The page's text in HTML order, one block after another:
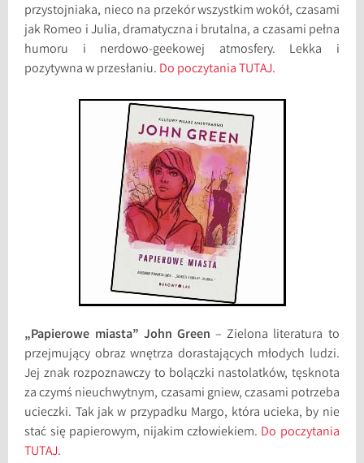
przystojniaka, nieco na przekór wszystkim wokół, czasami
jak Romeo i Julia, dramatyczna i brutalna, a czasami pełna
humoru i nerdowo-geekowej atmosfery. Lekka i
pozytywna w przesłaniu. Do poczytania TUTAJ.
„Papierowe miasta” John Green – Zielona literatura to
przejmujący obraz wnętrza dorastających młodych ludzi.
Jej znak rozpoznawczy to bolączki nastolatków, tęsknota
za czymś nieuchwytnym, czasami gniew, czasami potrzeba
ucieczki. Tak jak w przypadku Margo, która ucieka, by nie
stać się papierowym, nijakim człowiekiem. Do poczytania
TUTAJ.